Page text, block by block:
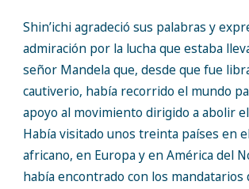
Shin’ichi agradeció sus palabras y
admiración por la lucha que estaba
señor Mandela que, desde que fue
cautiverio, había recorrido el mundo
apoyo al movimiento dirigido a abolir el
Había visitado unos treinta países en
africano, en Europa y en América del
había encontrado con los mandatarios